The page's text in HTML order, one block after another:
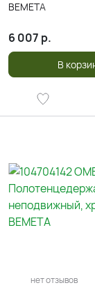
BEMETA
6 007 р.
В
нет отзывов